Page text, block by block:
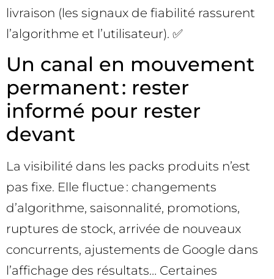
livraison (les signaux de fiabilité rassurent
l’algorithme et l’utilisateur). ✅
Un canal en mouvement
permanent : rester
informé pour rester
devant
La visibilité dans les packs produits n’est
pas fixe. Elle fluctue : changements
d’algorithme, saisonnalité, promotions,
ruptures de stock, arrivée de nouveaux
concurrents, ajustements de Google dans
l’affichage des résultats… Certaines